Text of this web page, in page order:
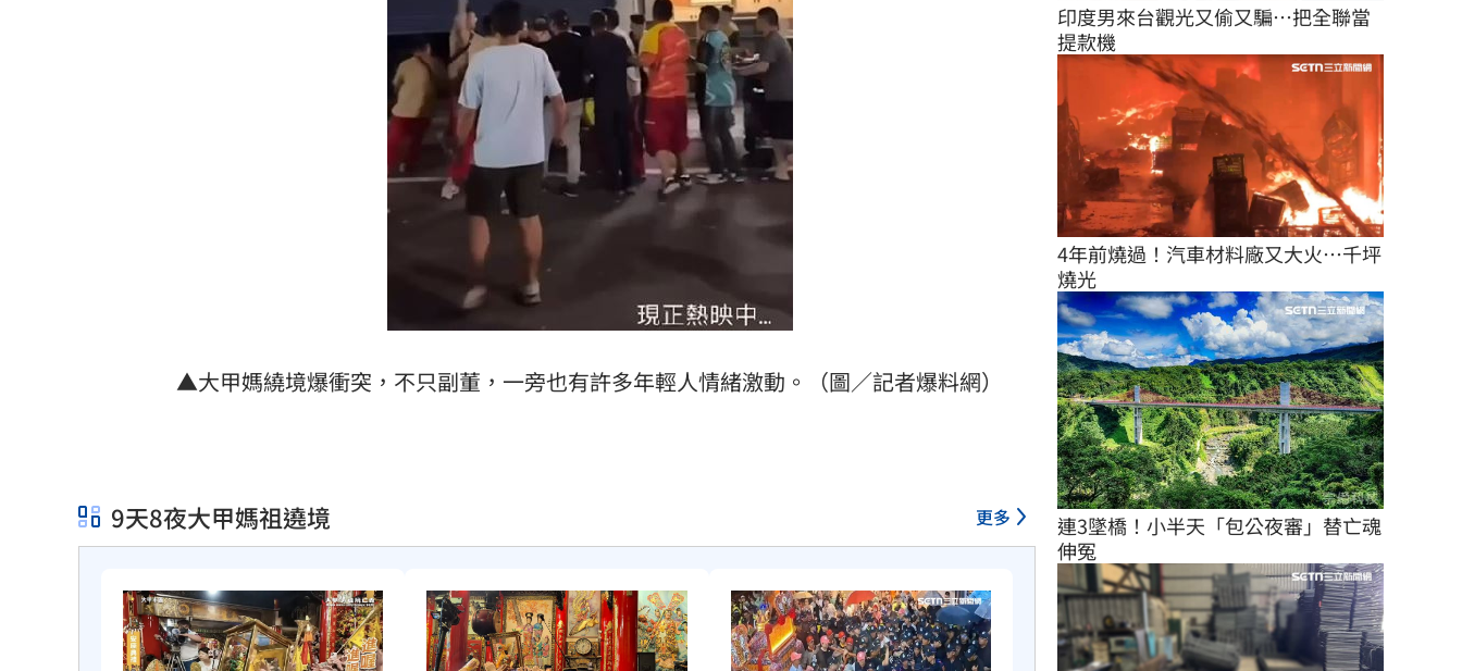
▲大甲媽繞境爆衝突，不只副董，一旁也有許多年輕人情緒激動。（圖／記者爆料網）
9天8夜大甲媽祖遶境 更多
印度男來台觀光又偷又騙…把全聯當
提款機
4年前燒過！汽車材料廠又大火…千坪
燒光
連3墜橋！小半天「包公夜審」替亡魂
伸冤